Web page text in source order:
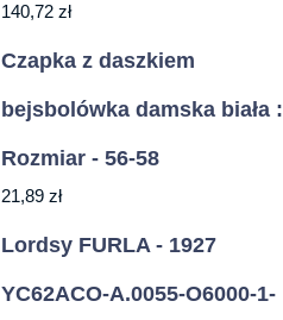
140,72 zł
Czapka z daszkiem
bejsbolówka damska biała :
Rozmiar - 56-58
21,89 zł
Lordsy FURLA - 1927
YC62ACO-A.0055-O6000-1-